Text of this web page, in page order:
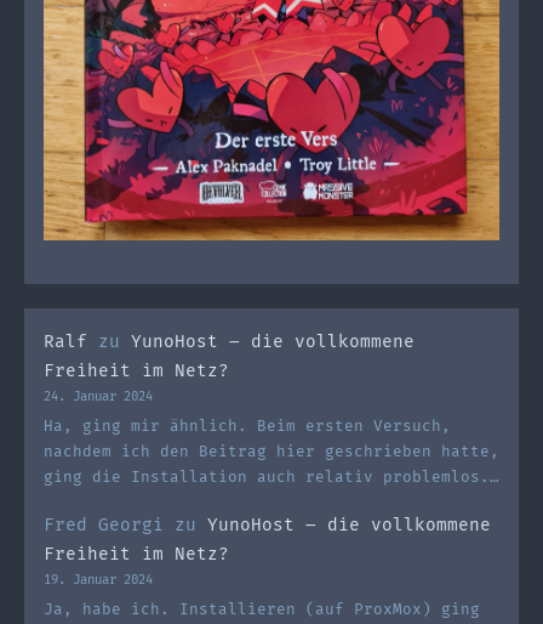
Ralf zu YunoHost – die vollkommene
Freiheit im Netz?
24. Januar 2024
Ha, ging mir ähnlich. Beim ersten Versuch,
nachdem ich den Beitrag hier geschrieben hatte,
ging die Installation auch relativ problemlos.…
Fred Georgi zu YunoHost – die vollkommene
Freiheit im Netz?
19. Januar 2024
Ja, habe ich. Installieren (auf ProxMox) ging